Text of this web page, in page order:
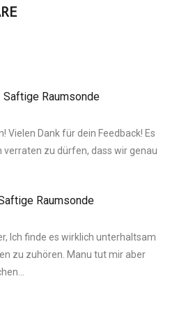
Saftige Raumsonde
Vielen Dank für dein Feedback! Es
verraten zu dürfen, dass wir genau
Raumsonde
Ich finde es wirklich unterhaltsam
zu zuhören. Manu tut mir aber